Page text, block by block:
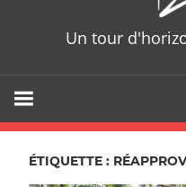
Un tour
ÉTIQUETTE :